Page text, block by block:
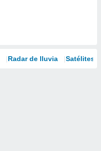
Radar de lluvia Satélites